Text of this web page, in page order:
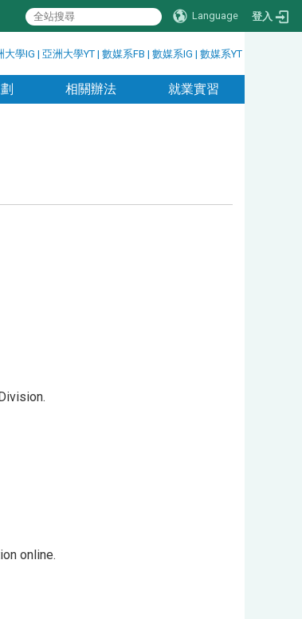
Language 登入
大學IG | 亞洲大學YT | 數媒系FB | 數媒系IG | 數媒系YT
相關辦法 就業實習
online.